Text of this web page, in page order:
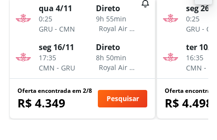
qua 4/11
0:25
GRU - CMN
Direto
9h 55min
Royal Air Maroc
seg 16/11
17:35
CMN - GRU
Direto
8h 50min
Royal Air Maroc
Oferta encontrada em 2/8
R$ 4.349 Pesquisar
seg 26/
0:25
GRU -
ter 10/
16:35
CMN -
Oferta
R$ 4.498